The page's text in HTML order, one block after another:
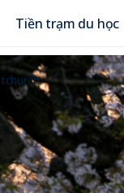
Tiền trạm du học